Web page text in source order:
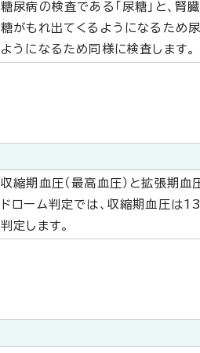
糖尿病の検査である「尿糖」と、腎
糖がもれ出てくるようになるため
ようになるため同様に検査します。
収縮期血圧（最高血圧）と拡張期血
ドローム判定では、収縮期血圧
判定します。